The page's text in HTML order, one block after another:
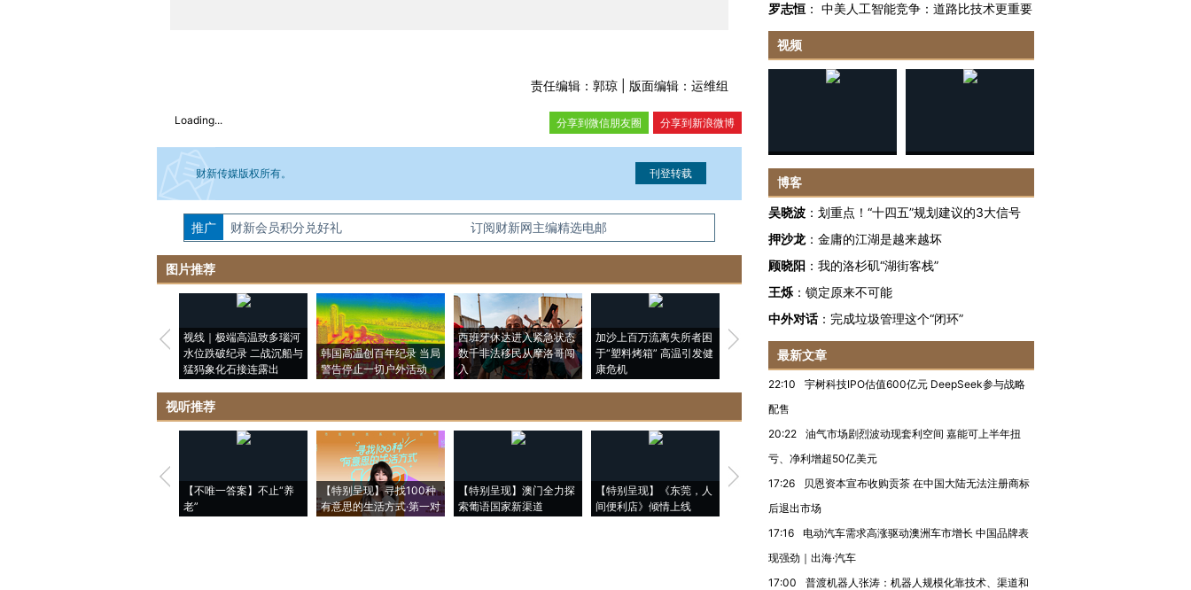
责任编辑：郭琼 | 版面编辑：运维组
Loading... 分享到新浪微博
分享到微信朋友圈
财新传媒版权所有。
如需刊登转载请点击右侧按钮，提交相关信息。经确认即可刊登转载。
推广 财新会员积分兑好礼 订阅财新网主编精选电邮
图片推荐
视线｜极端高温致多瑙河
水位跌破纪录 二战沉船与
猛犸象化石接连露出
韩国高温创百年纪录 当局
警告停止一切户外活动
西班牙休达进入紧急状态
数千非法移民从摩洛哥闯
入
加沙上百万流离失所者困
于“塑料烤箱” 高温引发健
康危机
视线｜HYROX的吸金
术：是什么让中产们甘
心“花钱找虐”？
毒品
育部长拱下台
视听推荐
【不唯一答案】不止“养
老”
【特别呈现】寻找100种
有意思的生活方式·第一对
【特别呈现】澳门全力探
索葡语国家新渠道
【特别呈现】《东莞，人
间便利店》倾情上线
【推广】走进第四届链博
会，让数智科技“链”接产
【特别呈现】寻找100种
CFO：不靠规模取胜，华
罗志恒 ： 中美人工智能竞争：道路比技术更重要
视频
博客
吴晓波 ： 划重点！“十四五”规划建议的3大信号
押沙龙 ： 金庸的江湖是越来越坏
顾晓阳 ： 我的洛杉矶“湖街客栈”
王烁 ： 锁定原来不可能
中外对话： 完成垃圾管理这个“闭环”
最新文章
22:10
宇树科技IPO估值600亿元 DeepSeek参与战略
配售
20:22
油气市场剧烈波动现套利空间 嘉能可上半年扭
亏、净利增超50亿美元
17:26
贝恩资本宣布收购贡茶 在中国大陆无法注册商标
后退出市场
17:16
电动汽车需求高涨驱动澳洲车市增长 中国品牌表
现强劲｜出海·汽车
17:00
普渡机器人张涛：机器人规模化靠技术、渠道和